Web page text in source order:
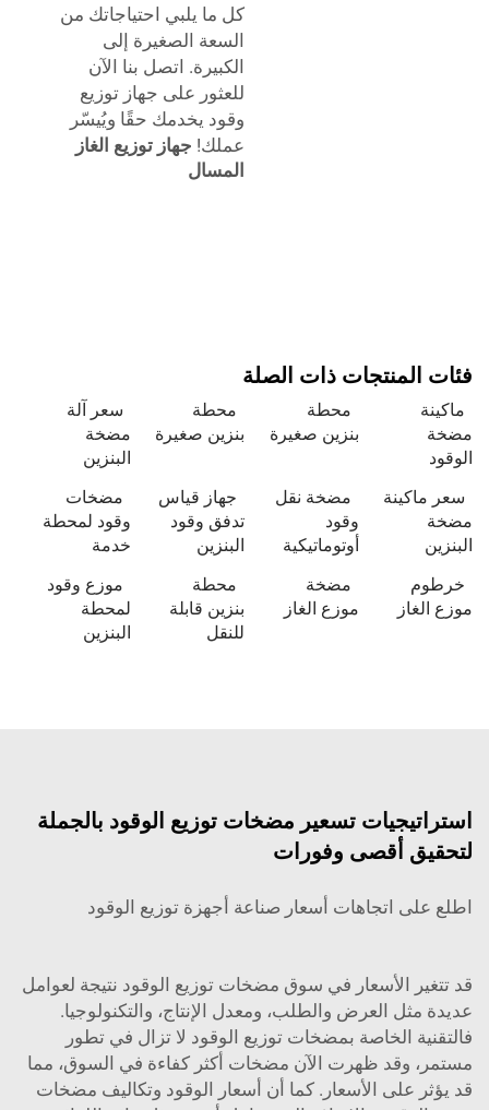
كل ما يلبي احتياجاتك من
السعة الصغيرة إلى
الكبيرة. اتصل بنا الآن
للعثور على جهاز توزيع
وقود يخدمك حقًا ويُيسّر
عملك! جهاز توزيع الغاز
المسال
فئات المنتجات ذات الصلة
ماكينة
مضخة
الوقود
محطة
بنزين صغيرة
محطة
بنزين صغيرة
سعر آلة
مضخة
البنزين
سعر ماكينة
مضخة
البنزين
مضخة نقل
وقود
أوتوماتيكية
جهاز قياس
تدفق وقود
البنزين
مضخات
وقود لمحطة
خدمة
خرطوم
موزع الغاز
مضخة
موزع الغاز
محطة
بنزين قابلة
للنقل
موزع وقود
لمحطة
البنزين
استراتيجيات تسعير مضخات توزيع الوقود بالجملة
لتحقيق أقصى وفورات
اطلع على اتجاهات أسعار صناعة أجهزة توزيع الوقود
قد تتغير الأسعار في سوق مضخات توزيع الوقود نتيجة لعوامل
عديدة مثل العرض والطلب، ومعدل الإنتاج، والتكنولوجيا.
فالتقنية الخاصة بمضخات توزيع الوقود لا تزال في تطور
مستمر، وقد ظهرت الآن مضخات أكثر كفاءة في السوق، مما
قد يؤثر على الأسعار. كما أن أسعار الوقود وتكاليف مضخات